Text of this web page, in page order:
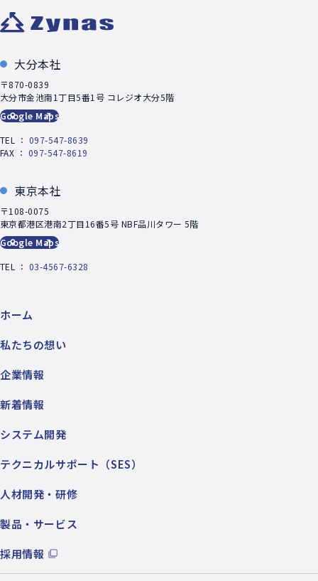
大分本社
〒870-0839
大分市金池南1丁目5番1号 コレジオ大分5階
Google Maps
TEL ： 097-547-8639
FAX ： 097-547-8619
東京本社
〒108-0075
東京都港区港南2丁目16番5号 NBF品川タワー 5階
Google Maps
TEL ： 03-4567-6328
ホーム
私たちの想い
企業情報
新着情報
システム開発
テクニカルサポート（SES）
人材開発・研修
製品・サービス
採用情報